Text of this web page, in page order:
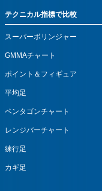
テクニカル指標で比較
スーパーボリンジャー
GMMAチャート
ポイント＆フィギュア
平均足
ペンタゴンチャート
レンジバーチャート
練行足
カギ足